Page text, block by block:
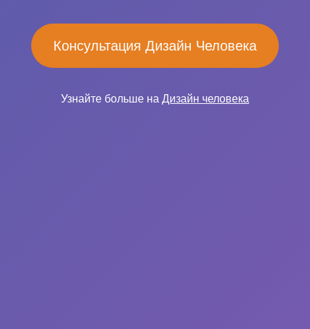
Консультация Дизайн Человека
Узнайте больше на Дизайн человека